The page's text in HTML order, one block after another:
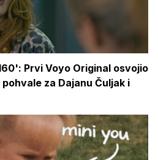
Prvi Voyo Original osvojio
za Dajanu Čuljak i